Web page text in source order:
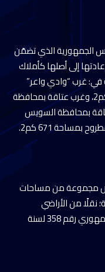
الجمهورية الذي تضمّن
إلى أصلها كأملاك
في: غرب “وادي واعر”
بمحافظة الوادي الجديد على مساحة 971 كم2، وغرب عتاقة بمحافظة
كم2، وشمال عتاقة بمحافظة السويس
مجموعة من مساحات
نقلًا من الأراضي
المُخصّصة لوزارة التجارة والصناعة بالقرار الجمهوري رقم 358 لسنة